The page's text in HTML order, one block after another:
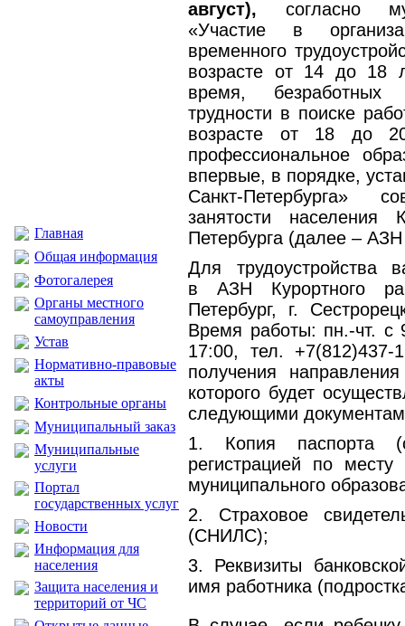
Главная
Общая информация
Фотогалерея
Органы местного
самоуправления
Устав
Нормативно-правовые
акты
Контрольные органы
Муниципальный заказ
Муниципальные
услуги
Портал
государственных услуг
Новости
Информация для
населения
Защита населения и
территорий от ЧС
август), согласно
«Участие в
временного
возрасте от 14 до 18
время, безработных
трудности в поиске
возрасте от 18 до
профессиональное
впервые, в порядке,
Санкт-Петербурга»
занятости населения
Петербурга (далее –
Для трудоустройства
в АЗН Курортного
Петербург, г.
Время работы: пн.-чт. с
17:00, тел.
получения
которого будет
следующими
1. Копия
регистрацией по месту
муниципального
2. Страховое
(СНИЛС);
3. Реквизиты
имя работника